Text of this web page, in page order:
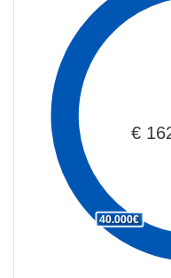
40.000€
€